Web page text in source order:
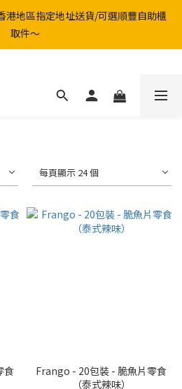
港地區指定地址送貨/可選順豐自助櫃
取件～
每頁顯示 24 個
食
Frango - 20包裝 - 脆魚片零食
（泰式辣味）